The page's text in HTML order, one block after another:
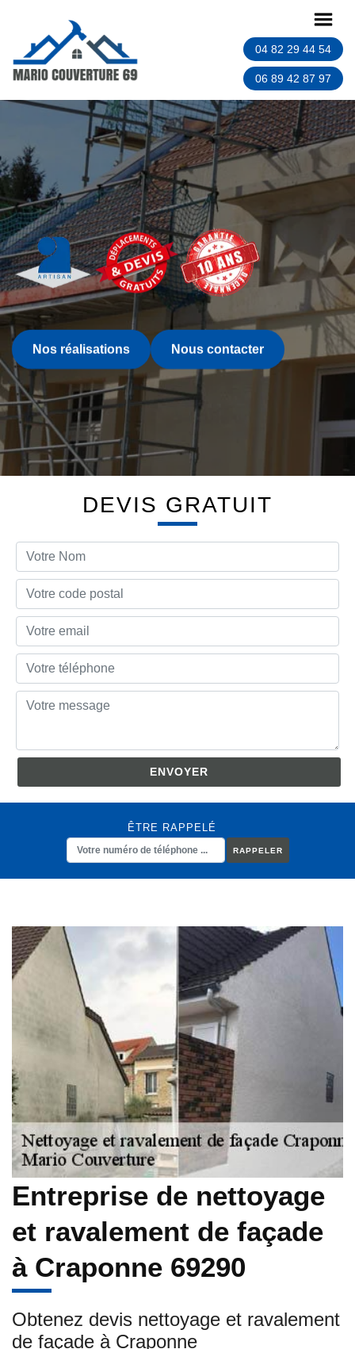
04 82 29 44 54
06 89 42 87 97
Nos réalisations Nous contacter
DEVIS GRATUIT
ÊTRE RAPPELÉ
Entreprise de nettoyage
et ravalement de façade
à Craponne 69290
Obtenez devis nettoyage et ravalement
de façade à Craponne